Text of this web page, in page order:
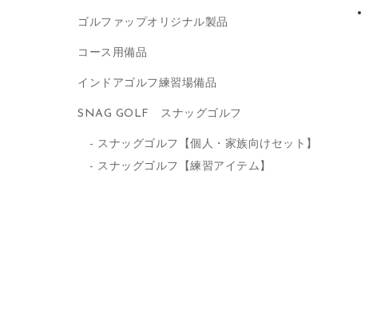
ゴルファップオリジナル製品
コース用備品
インドアゴルフ練習場備品
SNAG GOLF スナッグゴルフ
スナッグゴルフ【個人・家族向けセット】
スナッグゴルフ【練習アイテム】